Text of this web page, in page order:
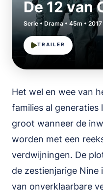
De 12 van
Serie • Drama • 45m •
TRAILER
Het wel en wee van
families al generaties
groot wanneer de
worden met een
verdwijningen. De
de zestienjarige Nine
van onverklaarbare